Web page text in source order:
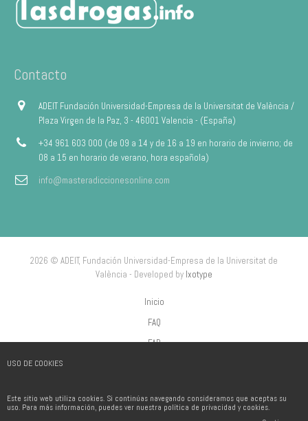
USO DE COOKIES
Este sitio web utiliza cookies. Si continúas navegando consideramos que aceptas su
uso. Para más información, puedes ver nuestra política de privacidad y cookies.
Contacto
ADEIT Fundación Universidad-Empresa de la Universitat de València /
Plaza Virgen de la Paz, 3 - 46001 Valencia - (España)
+34 961 603 000 (de 09 a 14 y de 16 a 19 en horario de invierno; de
08 a 15 en horario de verano, hora española)
info@masteradiccionesonline.com
2026 © ADEIT, Fundación Universidad-Empresa de la Universitat de
València - Developed by Ixotype
Inicio
FAQ
FAP
Política de Cookies